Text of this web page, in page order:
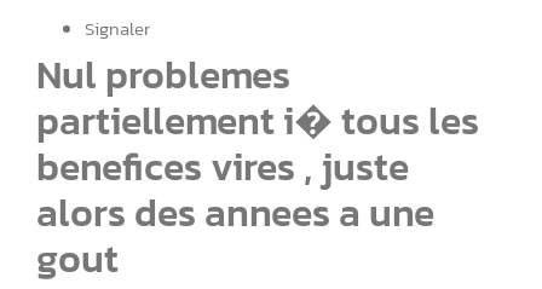
Signaler
Nul problemes
partiellement i� tous les
benefices vires , juste
alors des annees a une
gout